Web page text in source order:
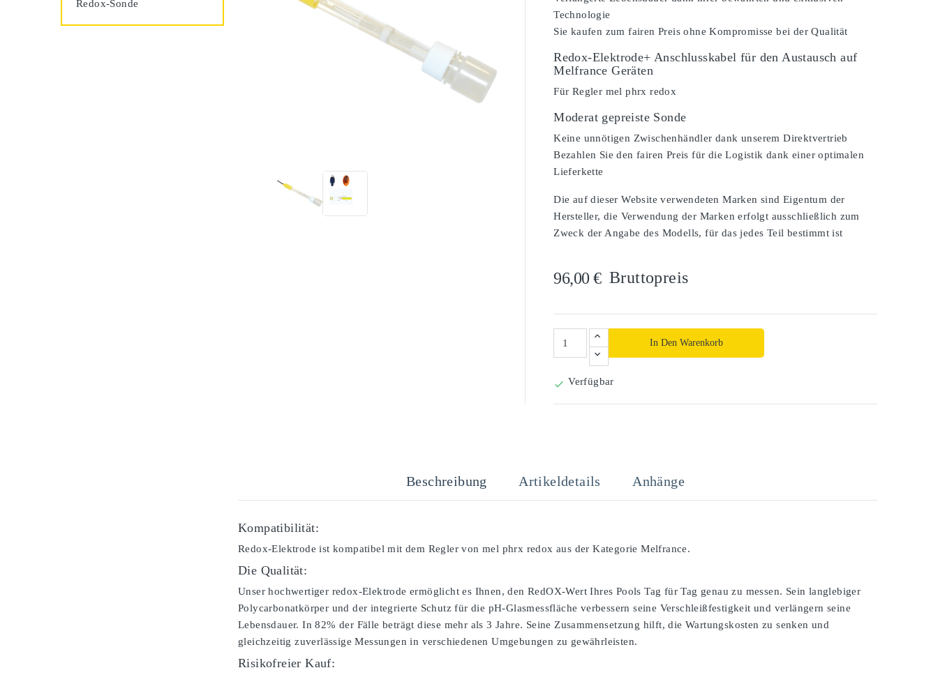
Redox-Sonde
Technologie
Sie kaufen zum fairen Preis ohne Kompromisse bei der Qualität
Redox-Elektrode+ Anschlusskabel für den Austausch auf
Melfrance Geräten
Für Regler mel phrx redox
Moderat gepreiste Sonde
Keine unnötigen Zwischenhändler dank unserem Direktvertrieb
Bezahlen Sie den fairen Preis für die Logistik dank einer optimalen
Lieferkette
Die auf dieser Website verwendeten Marken sind Eigentum der
Hersteller, die Verwendung der Marken erfolgt ausschließlich zum
Zweck der Angabe des Modells, für das jedes Teil bestimmt ist
96,00 € Bruttopreis
In Den Warenkorb
 Verfügbar
Beschreibung Artikeldetails Anhänge
Kompatibilität:
Redox-Elektrode ist kompatibel mit dem Regler von mel phrx redox aus der Kategorie Melfrance.
Die Qualität:
Unser hochwertiger redox-Elektrode ermöglicht es Ihnen, den RedOX-Wert Ihres Pools Tag für Tag genau zu messen. Sein langlebiger
Polycarbonatkörper und der integrierte Schutz für die pH-Glasmessfläche verbessern seine Verschleißfestigkeit und verlängern seine
Lebensdauer. In 82% der Fälle beträgt diese mehr als 3 Jahre. Seine Zusammensetzung hilft, die Wartungskosten zu senken und
gleichzeitig zuverlässige Messungen in verschiedenen Umgebungen zu gewährleisten.
Risikofreier Kauf: